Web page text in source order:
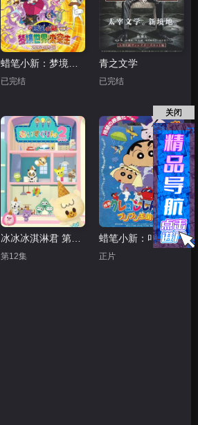
蜡笔小新：梦境世界大突击
已完结
青之文学
已完结
冰冰冰淇淋君 第二季
第12集
蜡笔小新：卟哩卟哩王国的秘密宝藏
正片
关闭